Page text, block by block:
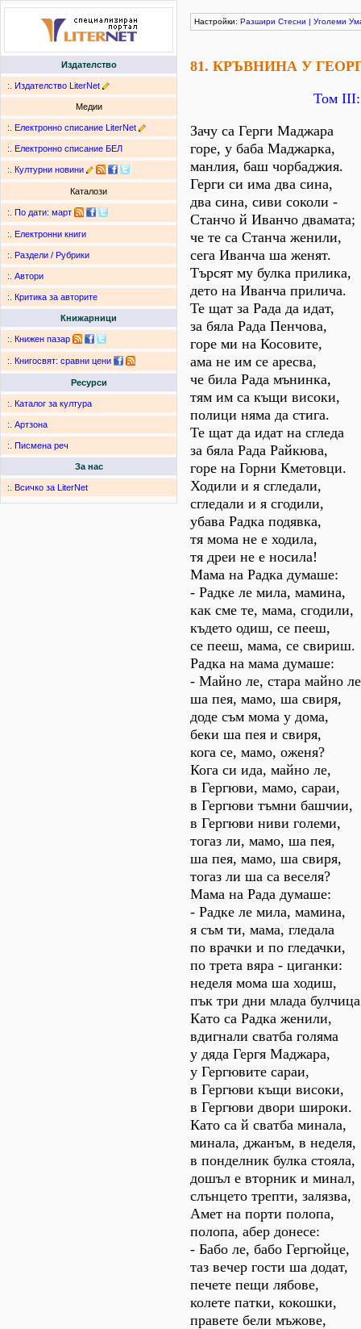
Издателство
:. Издателство LiterNet
Медии
:. Електронно списание LiterNet
:. Електронно списание БЕЛ
:. Културни новини
Каталози
:. По дати: март
:. Електронни книги
:. Раздели / Рубрики
:. Автори
:. Критика за авторите
Книжарници
:. Книжен пазар
:. Книгосвят: сравни цени
Ресурси
:. Каталог за култура
:. Артзона
:. Писмена реч
За нас
:. Всичко за LiterNet
Настройки: Разшири Стесни | Уголеми
81. КРЪВНИНА У
Том
Зачу са Герги Маджара
горе, у баба Маджарка,
манлия, баш чорбаджия.
Герги си има два сина,
два сина, сиви соколи -
Станчо й Иванчо двамата;
че те са Станча женили,
сега Иванча ша женят.
Търсят му булка прилика,
дето на Иванча прилича.
Те щат за Рада да идат,
за бяла Рада Пенчова,
горе ми на Косовите,
ама не им се аресва,
че била Рада мънинка,
тям им са къщи високи,
полици няма да стига.
Те щат да идат на сгледа
за бяла Рада Райкюва,
горе на Горни Кметовци.
Ходили и я сгледали,
сгледали и я сгодили,
убава Радка подявка,
тя мома не е ходила,
тя дреи не е носила!
Мама на Радка думаше:
- Радке ле мила, мамина,
как сме те, мама, сгодили,
където одиш, се пееш,
се пееш, мама, се свириш.
Радка на мама думаше:
- Майно ле, стара майно
ша пея, мамо, ша свиря,
доде съм мома у дома,
беки ша пея и свиря,
кога се, мамо, оженя?
Кога си ида, майно ле,
в Гергюви, мамо, сараи,
в Гергюви тъмни башчии,
в Гергюви ниви големи,
тогаз ли, мамо, ша пея,
ша пея, мамо, ша свиря,
тогаз ли ша са веселя?
Мама на Рада думаше:
- Радке ле мила, мамина,
я съм ти, мама, гледала
по врачки и по гледачки,
по трета вяра - циганки:
неделя мома ша ходиш,
пък три дни млада
Като са Радка женили,
вдигнали сватба голяма
у дяда Гергя Маджара,
у Гергювите сараи,
в Гергюви къщи високи,
в Гергюви двори широки.
Като са й сватба минала,
минала, джанъм, в неделя,
в понделник булка стояла,
дошъл е вторник и минал,
слънцето трепти, залязва,
Амет на порти полопа,
полопа, абер донесе:
- Бабо ле, бабо Гергюйце,
таз вечер гости ша додат,
печете пещи лябове,
колете патки, кокошки,
правете бели мъжове,